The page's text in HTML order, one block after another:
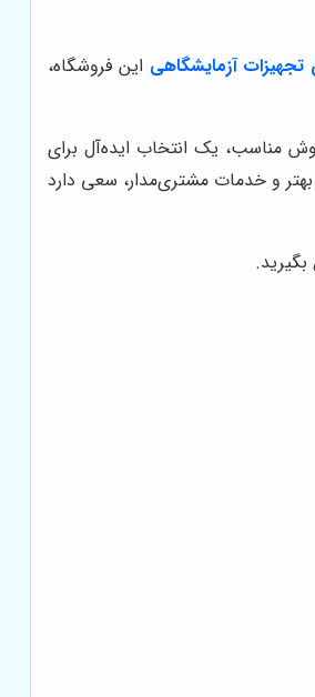
تجهیزات آزمایشگاهی این فروشگاه،
مناسب، یک انتخاب ایده‌آل برای
بهتر و خدمات مشتری‌مدار، سعی دارد